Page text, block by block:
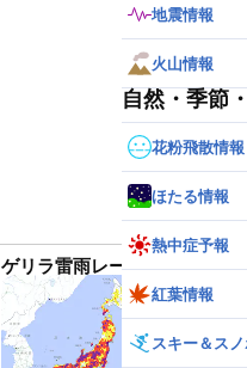
ゲリラ雷雨レーダー 世界の
地震情報
火山情報
自然・季節
花粉飛散情報
ほたる情報
熱中症予報
紅葉情報
スキー＆ス